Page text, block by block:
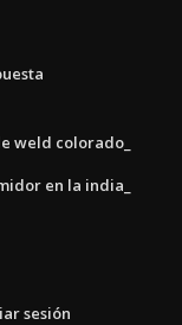
weld colorado_
en la india_
sesión